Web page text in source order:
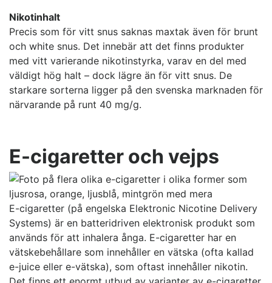
Nikotinhalt
Precis som för vitt snus saknas maxtak även för brunt
och white snus. Det innebär att det finns produkter
med vitt varierande nikotinstyrka, varav en del med
väldigt hög halt – dock lägre än för vitt snus. De
starkare sorterna ligger på den svenska marknaden för
närvarande på runt 40 mg/g.
E-cigaretter och vejps
E-cigaretter (på engelska Elektronic Nicotine Delivery
Systems) är en batteridriven elektronisk produkt som
används för att inhalera ånga. E-cigaretter har en
vätskebehållare som innehåller en vätska (ofta kallad
e-juice eller e-vätska), som oftast innehåller nikotin.